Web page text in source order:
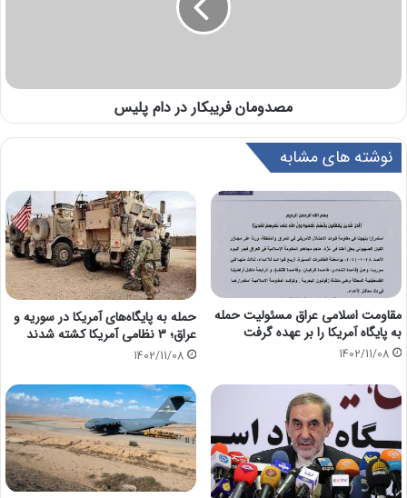
مصدومان فریبکار در دام پلیس
نوشته های مشابه
مقاومت اسلامی عراق مسئولیت حمله
به پایگاه آمریکا را بر عهده گرفت
1402/11/08
حمله به پایگاه‌های آمریکا در سوریه و
عراق؛ 3 نظامی آمریکا کشته شدند
1402/11/08